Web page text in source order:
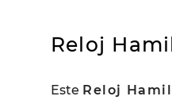
Reloj
Este Reloj